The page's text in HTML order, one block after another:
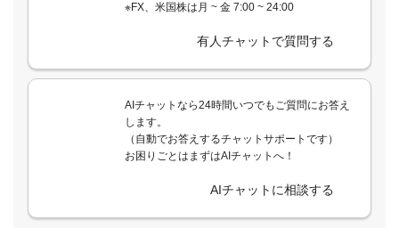
※FX、米国株は月 ~ 金 7:00 ~ 24:00
有人チャットで質問する
AIチャットなら24時間いつでもご質問にお答え
します。
（自動でお答えするチャットサポートです）
お困りごとはまずはAIチャットへ！
AIチャットに相談する